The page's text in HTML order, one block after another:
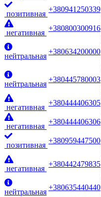
позитивная
+380941250339
негативная
+380800300916
нейтральная
+380634200000
нейтральная
+380445780003
негативная
+380444406305
негативная
+380444406306
позитивная
+380959447500
негативная
+380442479835
нейтральная
+380635440440